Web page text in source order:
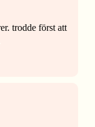
trodde först att